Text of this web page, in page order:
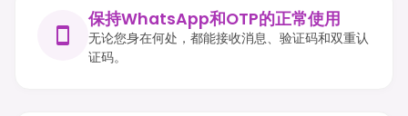
保持WhatsApp和OTP的正常使用
无论您身在何处，都能接收消息、验证码和双重认
证码。